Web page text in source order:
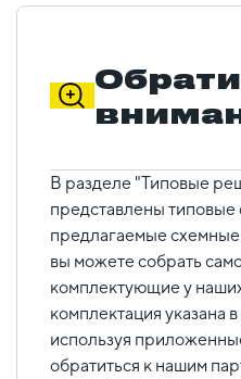
В разделе "Типовые
представлены типовые
предлагаемые
вы можете собрать
комплектующие у
комплектация указана
используя
обратиться к нашим